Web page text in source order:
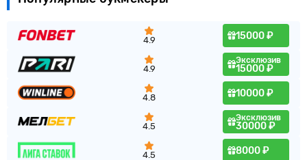
4.9 15000 ₽
4.9
Эксклюзив
15000 ₽
4.8 10000 ₽
4.5
Эксклюзив
30000 ₽
4.5 8000 ₽